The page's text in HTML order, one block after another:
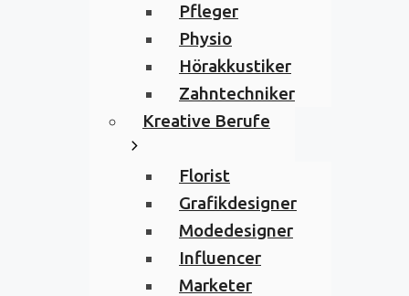
Pfleger
Physio
Hörakkustiker
Zahntechniker
Kreative Berufe
Florist
Grafikdesigner
Modedesigner
Influencer
Marketer